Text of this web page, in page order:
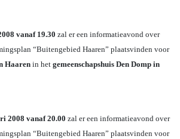
vanaf 19.30 zal er een informatieavond over
“Buitengebied Haaren” plaatsvinden voor
Haaren in het gemeenschapshuis Den Domp in
2008 vanaf 20.00 zal er een informatieavond over
“Buitengebied Haaren” plaatsvinden voor